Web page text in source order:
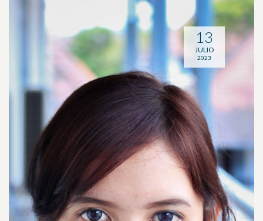
13
JULIO
2023